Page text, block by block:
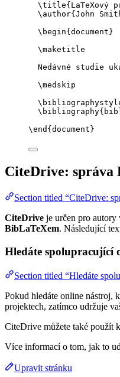
\title
\author{John
\begin{ document }
\maketitle
Nedávné studie
\medskip
\bibliography
\end { document }
CiteDrive: správa
Section titled “CiteDrive:
CiteDrive je určen pro autory
BibLaTeXem. Následující
Hledáte spolupracující
Section titled “Hledáte
Pokud hledáte online nástroj,
projektech, zatímco udržuje
CiteDrive můžete také použít
Více informací o tom, jak to
Upravit stránku